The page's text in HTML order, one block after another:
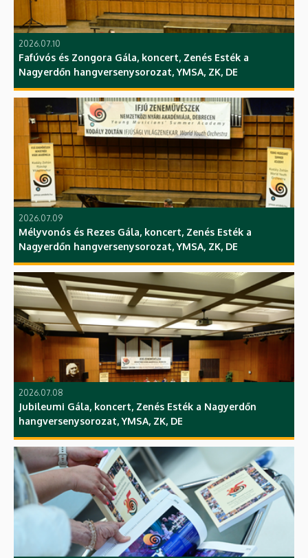
2026.07.10
Fafúvós és Zongora Gála, koncert, Zenés Esték a
Nagyerdőn hangversenysorozat, YMSA, ZK, DE
2026.07.09
Mélyvonós és Rezes Gála, koncert, Zenés Esték a
Nagyerdőn hangversenysorozat, YMSA, ZK, DE
2026.07.08
Jubileumi Gála, koncert, Zenés Esték a Nagyerdőn
hangversenysorozat, YMSA, ZK, DE